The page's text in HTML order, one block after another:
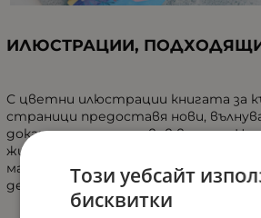
ИЛЮСТРАЦИИ, ПОДХОДЯЩИ
С цветни илюстрации книгата за
страници предоставя нови,
докатоси играете във ваната. Но
животински мотиви не само
малките, но и тренират
дете за форми и цветове.
Този уебсайт
бисквитки